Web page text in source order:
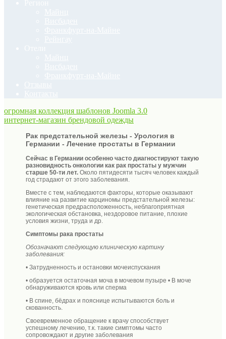
огромная коллекция шаблонов Joomla 3.0
интернет-магазин брендовой одежды
Рак предстательной железы - Урология в
Германии - Лечение простаты в Германии
Сейчас в Германии особенно часто диагностируют такую
разновидность онкологии как рак простаты у мужчин
старше 50-ти лет. Около пятидесяти тысяч человек каждый
год страдают от этого заболевания.
Вместе с тем, наблюдаются факторы, которые оказывают
влияние на развитие карциномы предстательной железы:
генетическая предрасположенность, неблагоприятная
экологическая обстановка, нездоровое питание, плохие
условия жизни, труда и др.
Симптомы рака простаты
Обозначают следующую клиническую картину
заболевания:
• Затрудненность и остановки мочеиспускания
• образуется остаточная моча в мочевом пузыре • В моче
обнаруживаются кровь или сперма
• В спине, бёдрах и пояснице испытываются боль и
скованность.
Своевременное обращение к врачу способствует
успешному лечению, т.к. такие симптомы часто
сопровождают и другие заболевания